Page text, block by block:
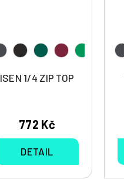
ISEN 1/4 ZIP TOP
772 Kč
DETAIL